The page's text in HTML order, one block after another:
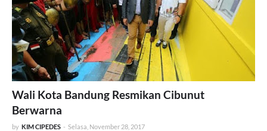
Wali Kota Bandung Resmikan Cibunut
Berwarna
by KIM CIPEDES - Selasa, November 28, 2017